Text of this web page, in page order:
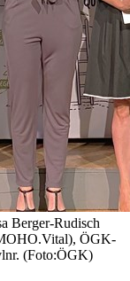
Berger-Rudisch
ÖGK-
(Foto:ÖGK)